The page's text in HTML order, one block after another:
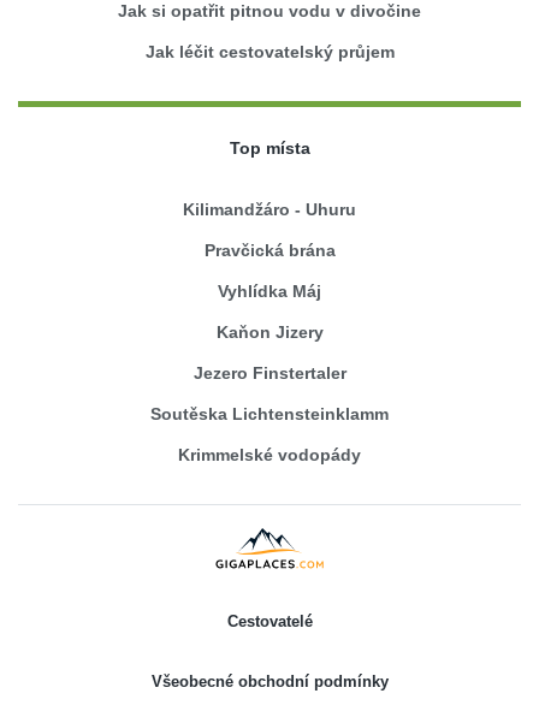
Jak si opatřit pitnou vodu v divočine
Jak léčit cestovatelský průjem
Top místa
Kilimandžáro - Uhuru
Pravčická brána
Vyhlídka Máj
Kaňon Jizery
Jezero Finstertaler
Soutěska Lichtensteinklamm
Krimmelské vodopády
Cestovatelé
Všeobecné obchodní podmínky